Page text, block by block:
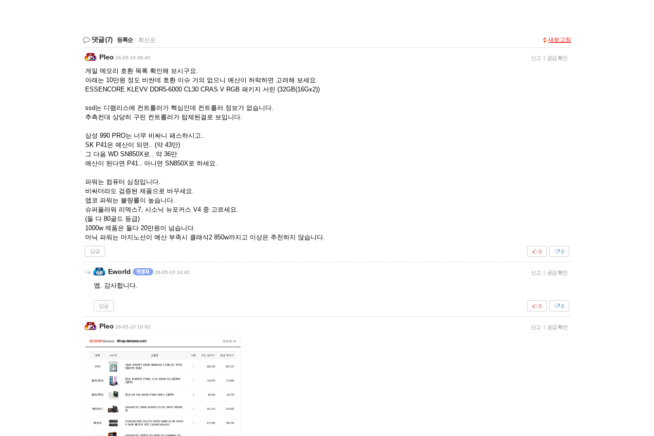
댓글(7) 등록순 최신순 새로고침
Pleo 26-05-10 08:45 신고 | 공감 확인
게일 메모리 호환 목록 확인해 보시구요.
아래는 10만원 정도 비싼데 호환 이슈 거의 없으니 예산이 허락하면 고려해 보세요.
ESSENCORE KLEVV DDR5-6000 CL30 CRAS V RGB 패키지 서린 (32GB(16Gx2))
ssd는 디램리스에 컨트롤러가 핵심인데 컨트롤러 정보가 없습니다.
추측컨대 상당히 구린 컨트롤러가 탑제된걸로 보입니다.
삼성 990 PRO는 너무 비싸니 패스하시고..
SK P41은 예산이 되면.. (약 43만)
그 다음 WD SN850X로.. 약 36만
예산이 된다면 P41.. 아니면 SN850X로 하세요.
파워는 컴퓨터 심장입니다.
비싸더라도 검증된 제품으로 바꾸세요.
앱코 파워는 불량률이 높습니다.
슈퍼플라워 리덱스7, 시소닉 뉴포커스 V4 중 고르세요.
(둘 다 80골드 등급)
1000w 제품은 둘다 20만원이 넘습니다.
마닉 파워는 마지노선이 예산 부족시 클래식2 850w까지고 이상은 추천하지 않습니다.
답글 0
0
Eworld 26-05-10 14:40 신고 | 공감 확인
옙. 감사합니다.
답글 0
0
Pleo 26-05-10 10:02 신고 | 공감 확인